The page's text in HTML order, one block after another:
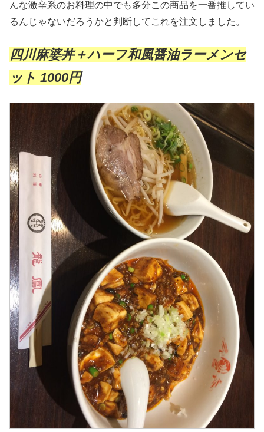
んな激辛系のお料理の中でも多分この商品を一番推してい
るんじゃないだろうかと判断してこれを注文しました。
四川麻婆丼＋ハーフ和風醤油ラーメンセ
ット 1000円